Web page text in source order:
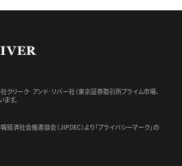
クリーク･アンド･リバー社（東京証券取引所プライム市場、
す。
経済社会推進協会（JIPDEC）より 「プライバシーマーク」の